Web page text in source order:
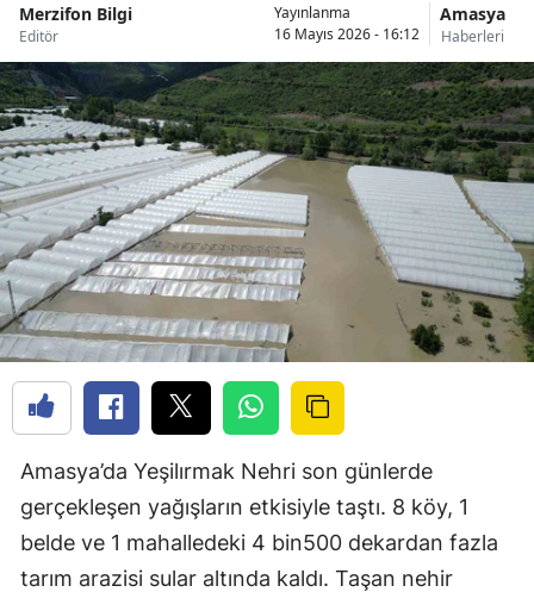
Merzifon Bilgi
Editör
Yayınlanma
16 Mayıs 2026 - 16:12
Amasya
Haberleri
Amasya’da Yeşilırmak Nehri son günlerde
gerçekleşen yağışların etkisiyle taştı. 8 köy, 1
belde ve 1 mahalledeki 4 bin500 dekardan fazla
tarım arazisi sular altında kaldı. Taşan nehir